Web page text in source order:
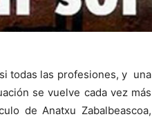
todas las profesiones, y una
se vuelve cada vez más
de Anatxu Zabalbeascoa,